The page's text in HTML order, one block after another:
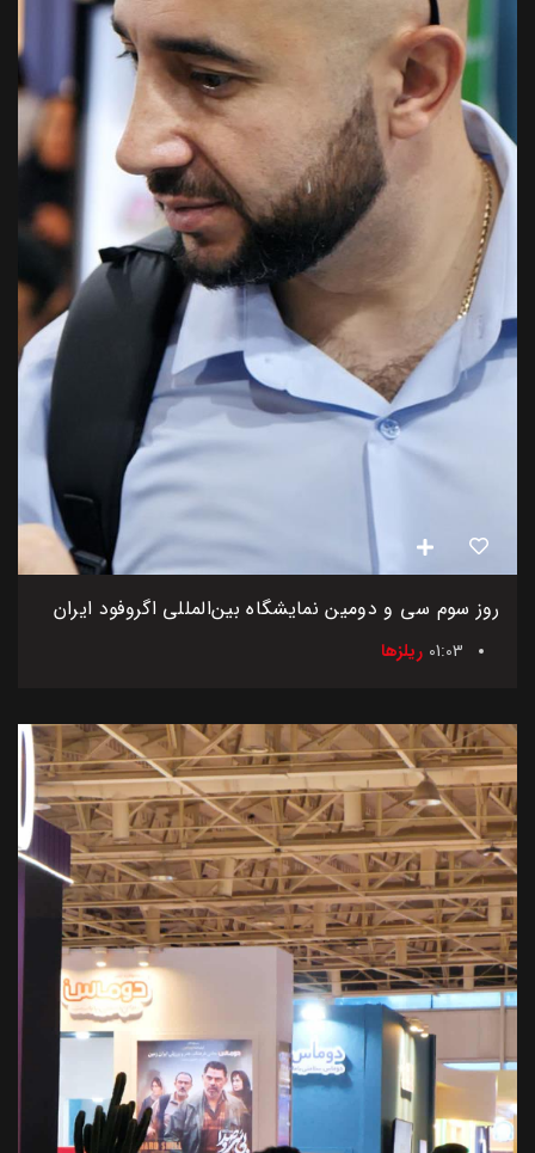
روز سوم سی و دومین نمایشگاه بین‌المللی اگروفود ایران
01:03 ریلزها